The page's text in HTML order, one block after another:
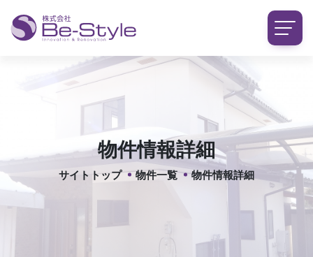
物件情報詳細
サイトトップ 物件一覧 物件情報詳細